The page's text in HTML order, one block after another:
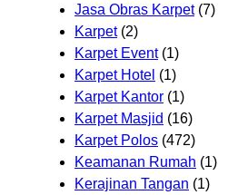
Jasa Obras Karpet(7)
Karpet(2)
Karpet Event(1)
Karpet Hotel (1)
Karpet Kantor (1)
Karpet Masjid (16)
Karpet Polos (472)
Keamanan Rumah (1)
Kerajinan Tangan (1)